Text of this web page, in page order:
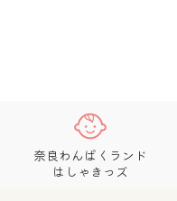
奈良わんぱくランド
はしゃきっズ